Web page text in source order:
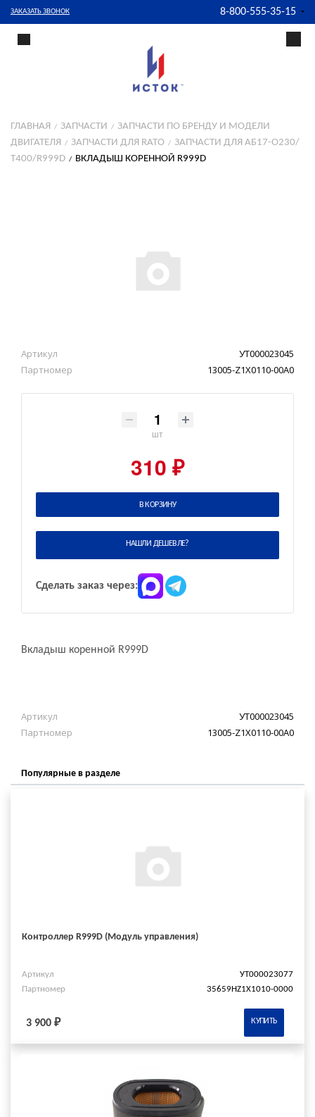
ЗАКАЗАТЬ ЗВОНОК 8-800-555-35-15
ГЛАВНАЯ ЗАПЧАСТИ
ЗАПЧАСТИ ПО БРЕНДУ И МОДЕЛИ
ДВИГАТЕЛЯ
ЗАПЧАСТИ ДЛЯ RATO
ЗАПЧАСТИ ДЛЯ АБ17-О230/
Т400/R999D
ВКЛАДЫШ КОРЕННОЙ R999D
Артикул
УТ000023045
Партномер
13005-Z1X0110-00A0
шт
310 ₽
В КОРЗИНУ
НАШЛИ ДЕШЕВЛЕ?
Сделать заказ через:
Вкладыш коренной R999D
Артикул
УТ000023045
Партномер
13005-Z1X0110-00A0
Популярные в разделе
Контроллер R999D (Модуль управления)
Артикул
УТ000023077
Партномер
35659HZ1X1010-0000
3 900 ₽ КУПИТЬ